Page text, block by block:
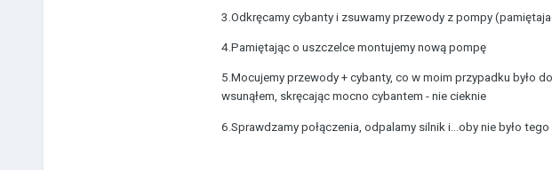
3.Odkręcamy cybanty i zsuwamy przewody z pompy
4.Pamiętając o uszczelce montujemy nową pompę
5.Mocujemy przewody + cybanty, co w moim przypadku było
wsunąłem, skręcając mocno cybantem - nie cieknie
6.Sprawdzamy połączenia, odpalamy silnik i...oby nie było tego